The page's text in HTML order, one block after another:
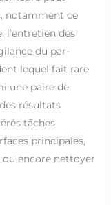
notamment ce
l’entretien des
du par-
lequel fait rare
une paire de
résultats
tâches
principales,
ou encore nettoyer